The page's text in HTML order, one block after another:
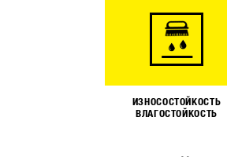
ИЗНОСОСТОЙКОСТЬ
ВЛАГОСТОЙКОСТЬ